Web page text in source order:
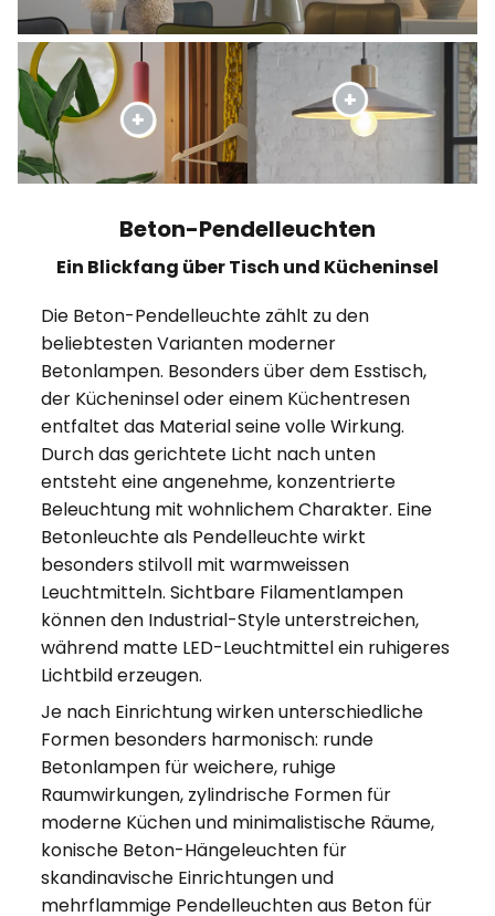
Beton-Pendelleuchten
Ein Blickfang über Tisch und Kücheninsel
Die Beton-Pendelleuchte zählt zu den
beliebtesten Varianten moderner
Betonlampen. Besonders über dem Esstisch,
der Kücheninsel oder einem Küchentresen
entfaltet das Material seine volle Wirkung.
Durch das gerichtete Licht nach unten
entsteht eine angenehme, konzentrierte
Beleuchtung mit wohnlichem Charakter. Eine
Betonleuchte als Pendelleuchte wirkt
besonders stilvoll mit warmweissen
Leuchtmitteln. Sichtbare Filamentlampen
können den Industrial-Style unterstreichen,
während matte LED-Leuchtmittel ein ruhigeres
Lichtbild erzeugen.
Je nach Einrichtung wirken unterschiedliche
Formen besonders harmonisch: runde
Betonlampen für weichere, ruhige
Raumwirkungen, zylindrische Formen für
moderne Küchen und minimalistische Räume,
konische Beton-Hängeleuchten für
skandinavische Einrichtungen und
mehrflammige Pendelleuchten aus Beton für